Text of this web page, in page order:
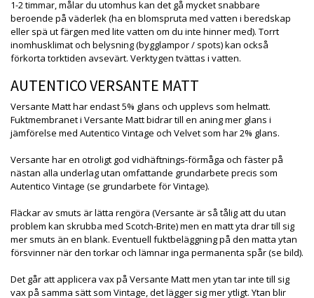
1-2 timmar, målar du utomhus kan det gå mycket snabbare
beroende på väderlek (ha en blomspruta med vatten i beredskap
eller spä ut färgen med lite vatten om du inte hinner med). Torrt
inomhusklimat och belysning (bygglampor / spots) kan också
förkorta torktiden avsevärt. Verktygen tvättas i vatten.
AUTENTICO VERSANTE MATT
Versante Matt har endast 5% glans och upplevs som helmatt.
Fuktmembranet i Versante Matt bidrar till en aning mer glans i
jämförelse med Autentico Vintage och Velvet som har 2% glans.
Versante har en otroligt god vidhäftnings-förmåga och fäster på
nästan alla underlag utan omfattande grundarbete precis som
Autentico Vintage (se grundarbete för Vintage).
Fläckar av smuts är lätta rengöra (Versante är så tålig att du utan
problem kan skrubba med Scotch-Brite) men en matt yta drar till sig
mer smuts än en blank. Eventuell fuktbeläggning på den matta ytan
försvinner när den torkar och lämnar inga permanenta spår (se bild).
Det går att applicera vax på Versante Matt men ytan tar inte till sig
vax på samma sätt som Vintage, det lägger sig mer ytligt. Ytan blir